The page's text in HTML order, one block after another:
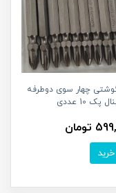
چهار سوی دوطرفه
پک 10 عددی
تومان